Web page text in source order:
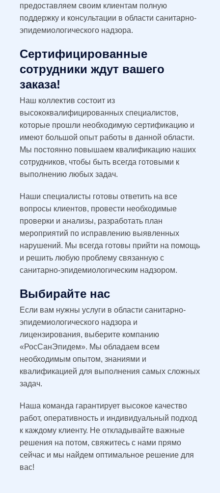
предоставляем своим клиентам полную
поддержку и консультации в области санитарно-
эпидемиологического надзора.
Сертифицированные
сотрудники ждут вашего
заказа!
Наш коллектив состоит из
высококвалифицированных специалистов,
которые прошли необходимую сертификацию и
имеют большой опыт работы в данной области.
Мы постоянно повышаем квалификацию наших
сотрудников, чтобы быть всегда готовыми к
выполнению любых задач.
Наши специалисты готовы ответить на все
вопросы клиентов, провести необходимые
проверки и анализы, разработать план
мероприятий по исправлению выявленных
нарушений. Мы всегда готовы прийти на помощь
и решить любую проблему связанную с
санитарно-эпидемиологическим надзором.
Выбирайте нас
Если вам нужны услуги в области санитарно-
эпидемиологического надзора и
лицензирования, выберите компанию
«РосСанЭпидем». Мы обладаем всем
необходимым опытом, знаниями и
квалификацией для выполнения самых сложных
задач.
Наша команда гарантирует высокое качество
работ, оперативность и индивидуальный подход
к каждому клиенту. Не откладывайте важные
решения на потом, свяжитесь с нами прямо
сейчас и мы найдем оптимальное решение для
вас!